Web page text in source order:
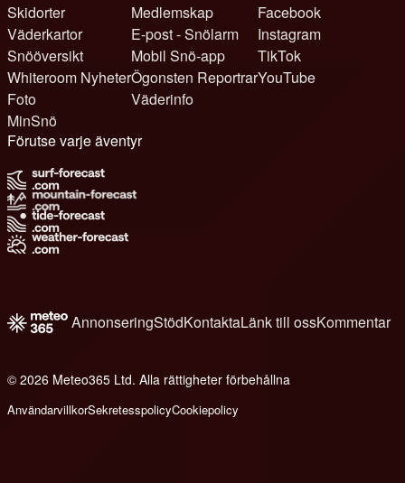
Skidorter
Väderkartor
Snööversikt
Whiteroom Nyheter
Foto
MinSnö
Medlemskap
E-post - Snölarm
Mobil Snö-app
Ögonsten Reportrar
Väderinfo
Facebook
Instagram
TikTok
YouTube
Förutse varje äventyr
AnnonseringStödKontaktaLänk till ossKommentar
© 2026 Meteo365 Ltd. Alla rättigheter förbehållna
AnvändarvillkorSekretesspolicyCookiepolicy